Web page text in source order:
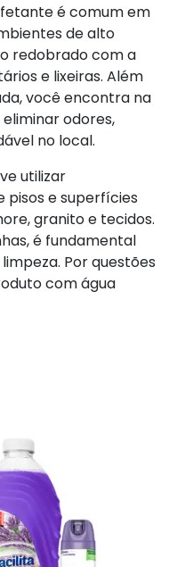
é comum em
de alto
redobrado com a
e lixeiras. Além
você encontra na
odores,
no local.
utilizar
pisos e superfícies
granito e tecidos.
é fundamental
Por questões
com água